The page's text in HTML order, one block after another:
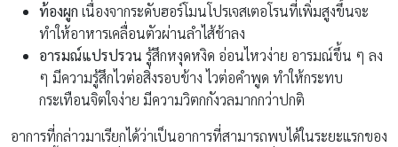
ท้องผูก เนื่องจากระดับฮอร์โมนโปรเจสเตอโรนที่เพิ่มสูงขึ้นจะ
ทำให้อาหารเคลื่อนตัวผ่านลำไส้ช้าลง
อารมณ์แปรปรวน รู้สึกหงุดหงิด อ่อนไหวง่าย อารมณ์ขึ้น ๆ ลง
ๆ มีความรู้สึกไวต่อสิ่งรอบข้าง ไวต่อคำพูด ทำให้กระทบ
กระเทือนจิตใจง่าย มีความวิตกกังวลมากกว่าปกติ
อาการที่กล่าวมาเรียกได้ว่าเป็นอาการที่สามารถพบได้ในระยะแรกของ